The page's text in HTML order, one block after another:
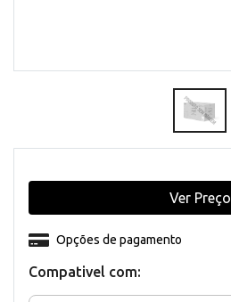
Compativel com:
Opções de pagamento
Ver Preço